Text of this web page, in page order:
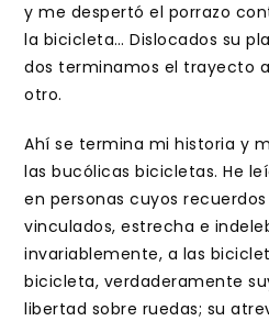
y me despertó el porrazo
la bicicleta… Dislocados su
dos terminamos el trayecto
otro.
Ahí se termina mi historia y
las bucólicas bicicletas. He
en personas cuyos
vinculados, estrecha e
invariablemente, a las
bicicleta, verdaderamente
libertad sobre ruedas; su